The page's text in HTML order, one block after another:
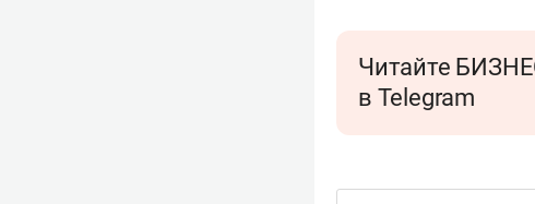
Читайте
в Telegram